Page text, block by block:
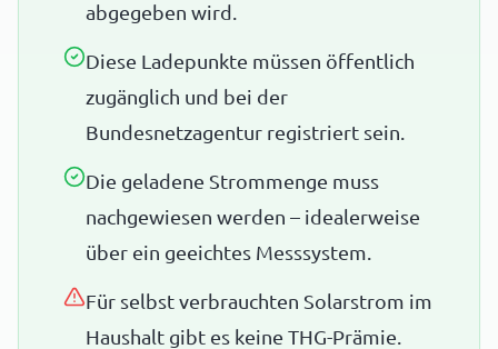
abgegeben wird.
Diese Ladepunkte müssen öffentlich
zugänglich und bei der
Bundesnetzagentur registriert sein.
Die geladene Strommenge muss
nachgewiesen werden – idealerweise
über ein geeichtes Messsystem.
Für selbst verbrauchten Solarstrom im
Haushalt gibt es keine THG-Prämie.